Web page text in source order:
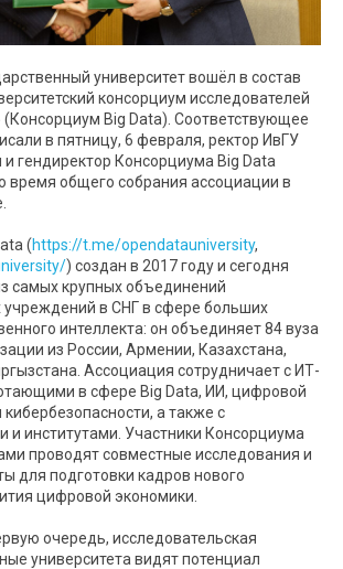
университет вошёл в состав
консорциум исследователей
Big Data). Соответствующее
в пятницу, 6 февраля, ректор ИвГУ
гендиректор Консорциума Big Data
время общего собрания ассоциации в
(https://t.me/opendatauniversity,
) создан в 2017 году и сегодня
самых крупных объединений
учреждений в СНГ в сфере больших
интеллекта: он объединяет 84 вуза
из России, Армении, Казахстана,
Ассоциация сотрудничает с ИТ-
в сфере Big Data, ИИ, цифровой
а также с
и институтами. Участники Консорциума
проводят совместные исследования и
для подготовки кадров нового
цифровой экономики.
очередь, исследовательская
университета видят потенциал